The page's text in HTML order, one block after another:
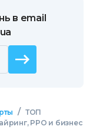
в email
/ ТОП
РРО и бизнес